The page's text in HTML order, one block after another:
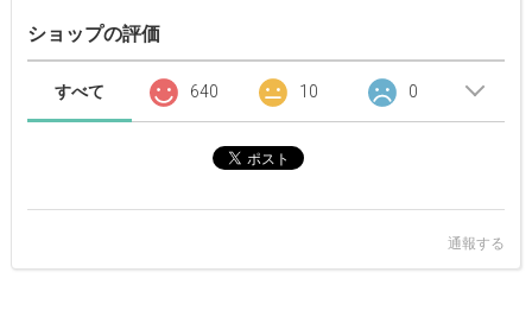
ショップの評価
すべて 640 10 0
通報する